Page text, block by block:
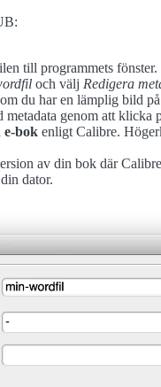
till programmets fönster.
och välj Redigera
du har en lämplig bild
metadata genom att klicka
bok enligt Calibre.
av din bok där
dator.